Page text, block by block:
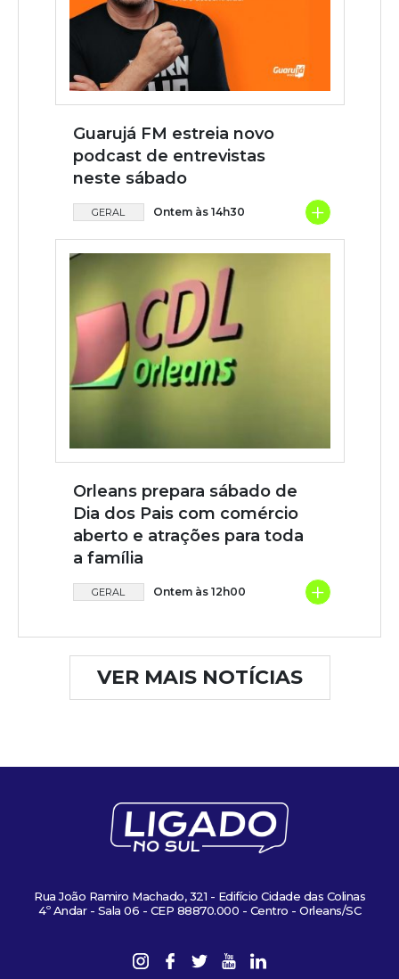
Guarujá FM estreia novo
podcast de entrevistas
neste sábado
GERAL Ontem às 14h30 +
Orleans prepara sábado de
Dia dos Pais com comércio
aberto e atrações para toda
a família
GERAL Ontem às 12h00 +
VER MAIS NOTÍCIAS
Rua João Ramiro Machado, 321 - Edifício Cidade das Colinas
4º Andar - Sala 06 - CEP 88870.000 - Centro - Orleans/SC